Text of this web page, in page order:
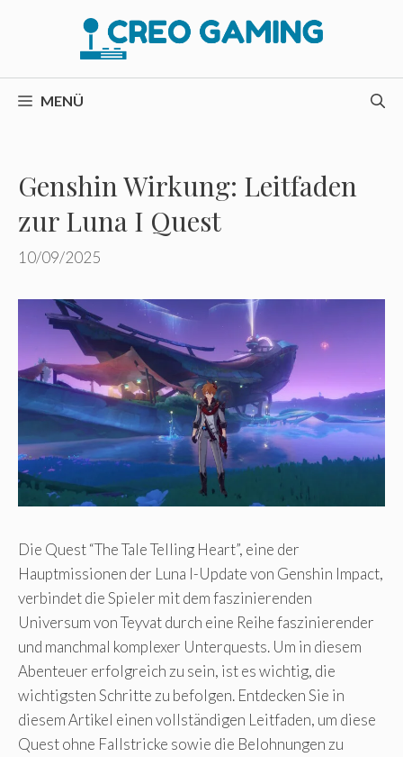
MENÜ
Genshin Wirkung: Leitfaden
zur Luna I Quest
10/09/2025
Die Quest “The Tale Telling Heart”, eine der
Hauptmissionen der Luna I-Update von Genshin Impact,
verbindet die Spieler mit dem faszinierenden
Universum von Teyvat durch eine Reihe faszinierender
und manchmal komplexer Unterquests. Um in diesem
Abenteuer erfolgreich zu sein, ist es wichtig, die
wichtigsten Schritte zu befolgen. Entdecken Sie in
diesem Artikel einen vollständigen Leitfaden, um diese
Quest ohne Fallstricke sowie die Belohnungen zu